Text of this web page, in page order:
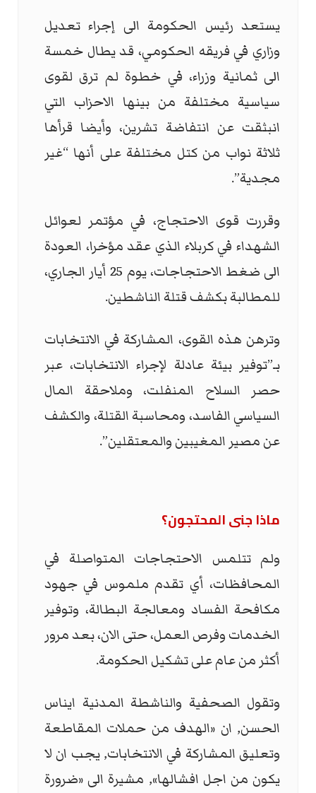
يستعد رئيس الحكومة الى إجراء تعديل
وزاري في فريقه الحكومي، قد يطال خمسة
الى ثمانية وزراء، في خطوة لم ترق لقوى
سياسية مختلفة من بينها الاحزاب التي
انبثقت عن انتفاضة تشرين، وأيضا قرأها
ثلاثة نواب من كتل مختلفة على أنها “غير
مجدية”.
وقررت قوى الاحتجاج، في مؤتمر لعوائل
الشهداء في كربلاء الذي عقد مؤخرا، العودة
الى ضغط الاحتجاجات، يوم 25 أيار الجاري،
للمطالبة بكشف قتلة الناشطين.
وترهن هذه القوى، المشاركة في الانتخابات
بـ”توفير بيئة عادلة لإجراء الانتخابات، عبر
حصر السلاح المنفلت، وملاحقة المال
السياسي الفاسد، ومحاسبة القتلة، والكشف
عن مصير المغيبين والمعتقلين”.
ماذا جنى المحتجون؟
ولم تتلمس الاحتجاجات المتواصلة في
المحافظات، أي تقدم ملموس في جهود
مكافحة الفساد ومعالجة البطالة، وتوفير
الخدمات وفرص العمل، حتى الان، بعد مرور
أكثر من عام على تشكيل الحكومة.
وتقول الصحفية والناشطة المدنية ايناس
الحسن, ان «الهدف من حملات المقاطعة
وتعليق المشاركة في الانتخابات, يجب ان لا
يكون من اجل افشالها», مشيرة الى «ضرورة